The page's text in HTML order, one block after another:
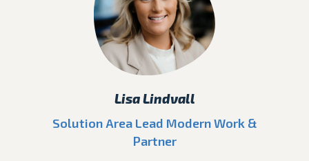
Lisa Lindvall
Solution Area Lead Modern Work &
Partner